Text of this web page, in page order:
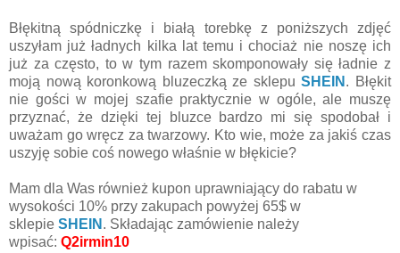
Błękitną spódniczkę i białą torebkę z poniższych zdjęć
uszyłam już ładnych kilka lat temu i chociaż nie noszę ich
już za często, to w tym razem skomponowały się ładnie z
moją nową koronkową bluzeczką ze sklepuSHEIN . Błękit
nie gości w mojej szafie praktycznie w ogóle, ale muszę
przyznać, że dzięki tej bluzce bardzo mi się spodobał i
uważam go wręcz za twarzowy. Kto wie, może za jakiś czas
uszyję sobie coś nowego właśnie w błękicie?
Mam dla Was również kupon uprawniający do rabatu w
wysokości 10% przy zakupach powyżej 65$ w
sklepie SHEIN . Składając zamówienie należy
wpisać: Q2irmin10